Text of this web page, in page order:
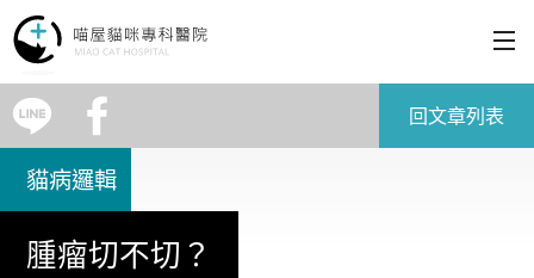
為什麼選擇喵屋
醫療服務
醫療理念
回文章列表
貓病邏輯
腫瘤切不切？